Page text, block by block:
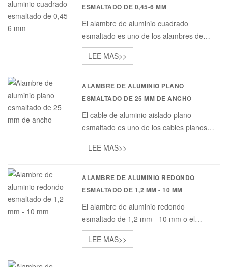
ESMALTADO DE 0,45-6 MM
El alambre de aluminio cuadrado
esmaltado es uno de los alambres de
bobinado de aluminio esmaltado, que es
un alambre esmaltado de forma especial
transformadores de microondas y
motores, etc.
LEE MAS>>
ALAMBRE DE ALUMINIO PLANO
ESMALTADO DE 25 MM DE ANCHO
El cable de aluminio aislado plano
esmaltado es uno de los cables planos
esmaltados que se usa ampliamente para
transformadores eléctricos, motores,
plano esmaltado es nuestro cable de
ventajas.
LEE MAS>>
ALAMBRE DE ALUMINIO REDONDO
ESMALTADO DE 1,2 MM - 10 MM
El alambre de aluminio redondo
esmaltado de 1,2 mm - 10 mm o el
alambre redondo de aluminio magnético
son nuestros productos más vendidos en
LEE MAS>>